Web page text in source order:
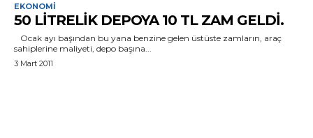
EKONOMI
50 LITRELIK DEPOYA 10 TL ZAM GELDI.
Ocak ayı başından bu yana benzine gelen üstüste zamların, araç
sahiplerine maliyeti, depo başına...
3 Mart 2011